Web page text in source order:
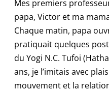
Mes premiers
papa, Victor et ma
Chaque matin, papa
pratiquait quelques
du Yogi N.C. Tufoi
ans, je l’imitais avec
mouvement et la